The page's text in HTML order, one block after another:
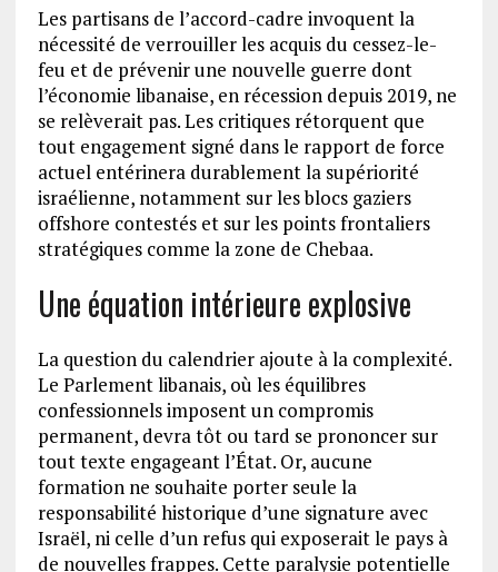
Les partisans de l’accord-cadre invoquent la
nécessité de verrouiller les acquis du cessez-le-
feu et de prévenir une nouvelle guerre dont
l’économie libanaise, en récession depuis 2019, ne
se relèverait pas. Les critiques rétorquent que
tout engagement signé dans le rapport de force
actuel entérinera durablement la supériorité
israélienne, notamment sur les blocs gaziers
offshore contestés et sur les points frontaliers
stratégiques comme la zone de Chebaa.
Une équation intérieure explosive
La question du calendrier ajoute à la complexité.
Le Parlement libanais, où les équilibres
confessionnels imposent un compromis
permanent, devra tôt ou tard se prononcer sur
tout texte engageant l’État. Or, aucune
formation ne souhaite porter seule la
responsabilité historique d’une signature avec
Israël, ni celle d’un refus qui exposerait le pays à
de nouvelles frappes. Cette paralysie potentielle